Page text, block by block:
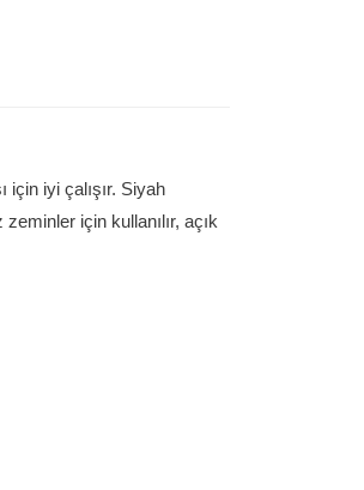
iyi çalışır. Siyah
için kullanılır, açık